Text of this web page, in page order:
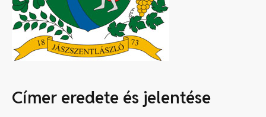
Címer eredete és jelentése